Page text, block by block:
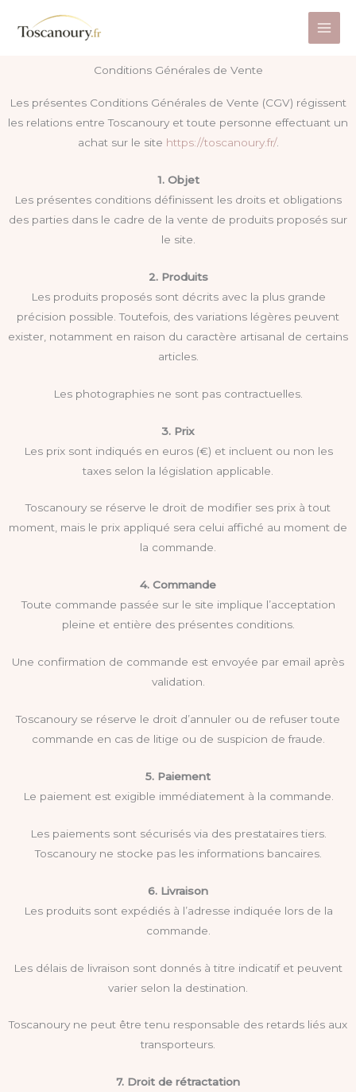
Conditions Générales de Vente
Les présentes Conditions Générales de Vente (CGV) régissent
les relations entre Toscanoury et toute personne effectuant un
achat sur le site https://toscanoury.fr/.
1. Objet
Les présentes conditions définissent les droits et obligations
des parties dans le cadre de la vente de produits proposés sur
le site.
2. Produits
Les produits proposés sont décrits avec la plus grande
précision possible. Toutefois, des variations légères peuvent
exister, notamment en raison du caractère artisanal de certains
articles.
Les photographies ne sont pas contractuelles.
3. Prix
Les prix sont indiqués en euros (€) et incluent ou non les
taxes selon la législation applicable.
Toscanoury se réserve le droit de modifier ses prix à tout
moment, mais le prix appliqué sera celui affiché au moment de
la commande.
4. Commande
Toute commande passée sur le site implique l’acceptation
pleine et entière des présentes conditions.
Une confirmation de commande est envoyée par email après
validation.
Toscanoury se réserve le droit d’annuler ou de refuser toute
commande en cas de litige ou de suspicion de fraude.
5. Paiement
Le paiement est exigible immédiatement à la commande.
Les paiements sont sécurisés via des prestataires tiers.
Toscanoury ne stocke pas les informations bancaires.
6. Livraison
Les produits sont expédiés à l’adresse indiquée lors de la
commande.
Les délais de livraison sont donnés à titre indicatif et peuvent
varier selon la destination.
Toscanoury ne peut être tenu responsable des retards liés aux
transporteurs.
7. Droit de rétractation